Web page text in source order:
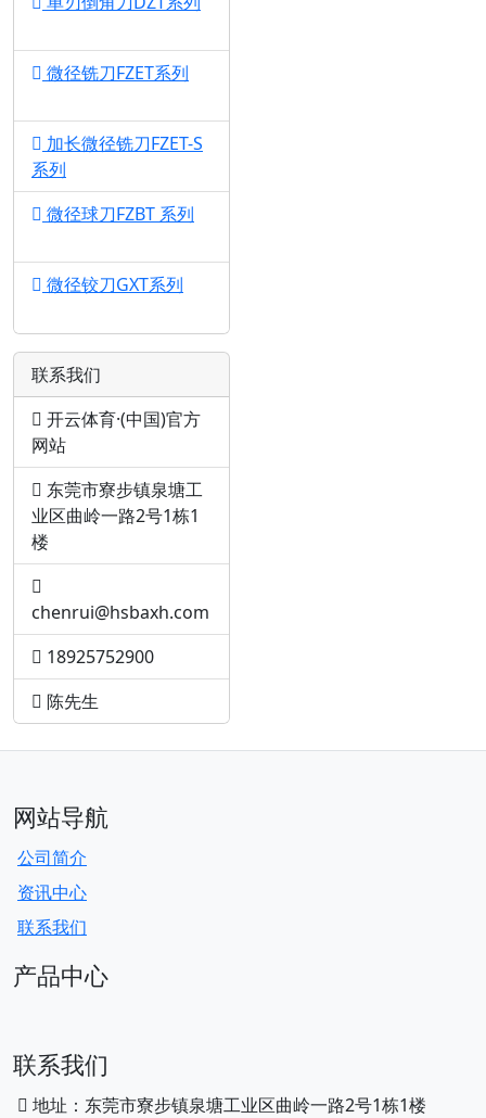
微径铣刀FZET系列
加长微径铣刀FZET-S
系列
微径球刀FZBT 系列
微径铰刀GXT系列
联系我们
开云体育·(中国)官方
网站
东莞市寮步镇泉塘工
业区曲岭一路2号1栋1
楼
chenrui@hsbaxh.com
18925752900
陈先生
网站导航
公司简介
资讯中心
联系我们
产品中心
联系我们
地址：东莞市寮步镇泉塘工业区曲岭一路2号1栋1楼